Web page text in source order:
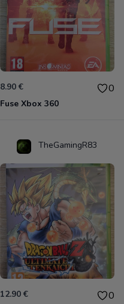
8.90 € 0
Fuse Xbox 360
TheGamingR83
12.90 € 0